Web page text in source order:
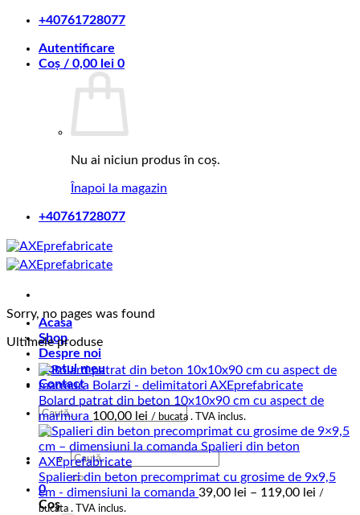
Skip
content
+40761728077
Autentificare
Coș / 0,00 lei 0
Nu ai niciun produs în coș.
Înapoi la magazin
+40761728077
Acasa
Shop
Despre noi
Contul meu
Contact
Caută
după:
Caută
după:
0
Coș
Sorry, no pages was found
Ultimele produse
Bolard patrat din beton 10x10x90 cm cu aspect de
marmura 100,00 lei / bucata . TVA inclus.
Spalieri din beton precomprimat cu grosime de 9x9,5
cm - dimensiuni la comanda 39,00 lei – 119,00 lei Interval
/
bucata . TVA inclus.